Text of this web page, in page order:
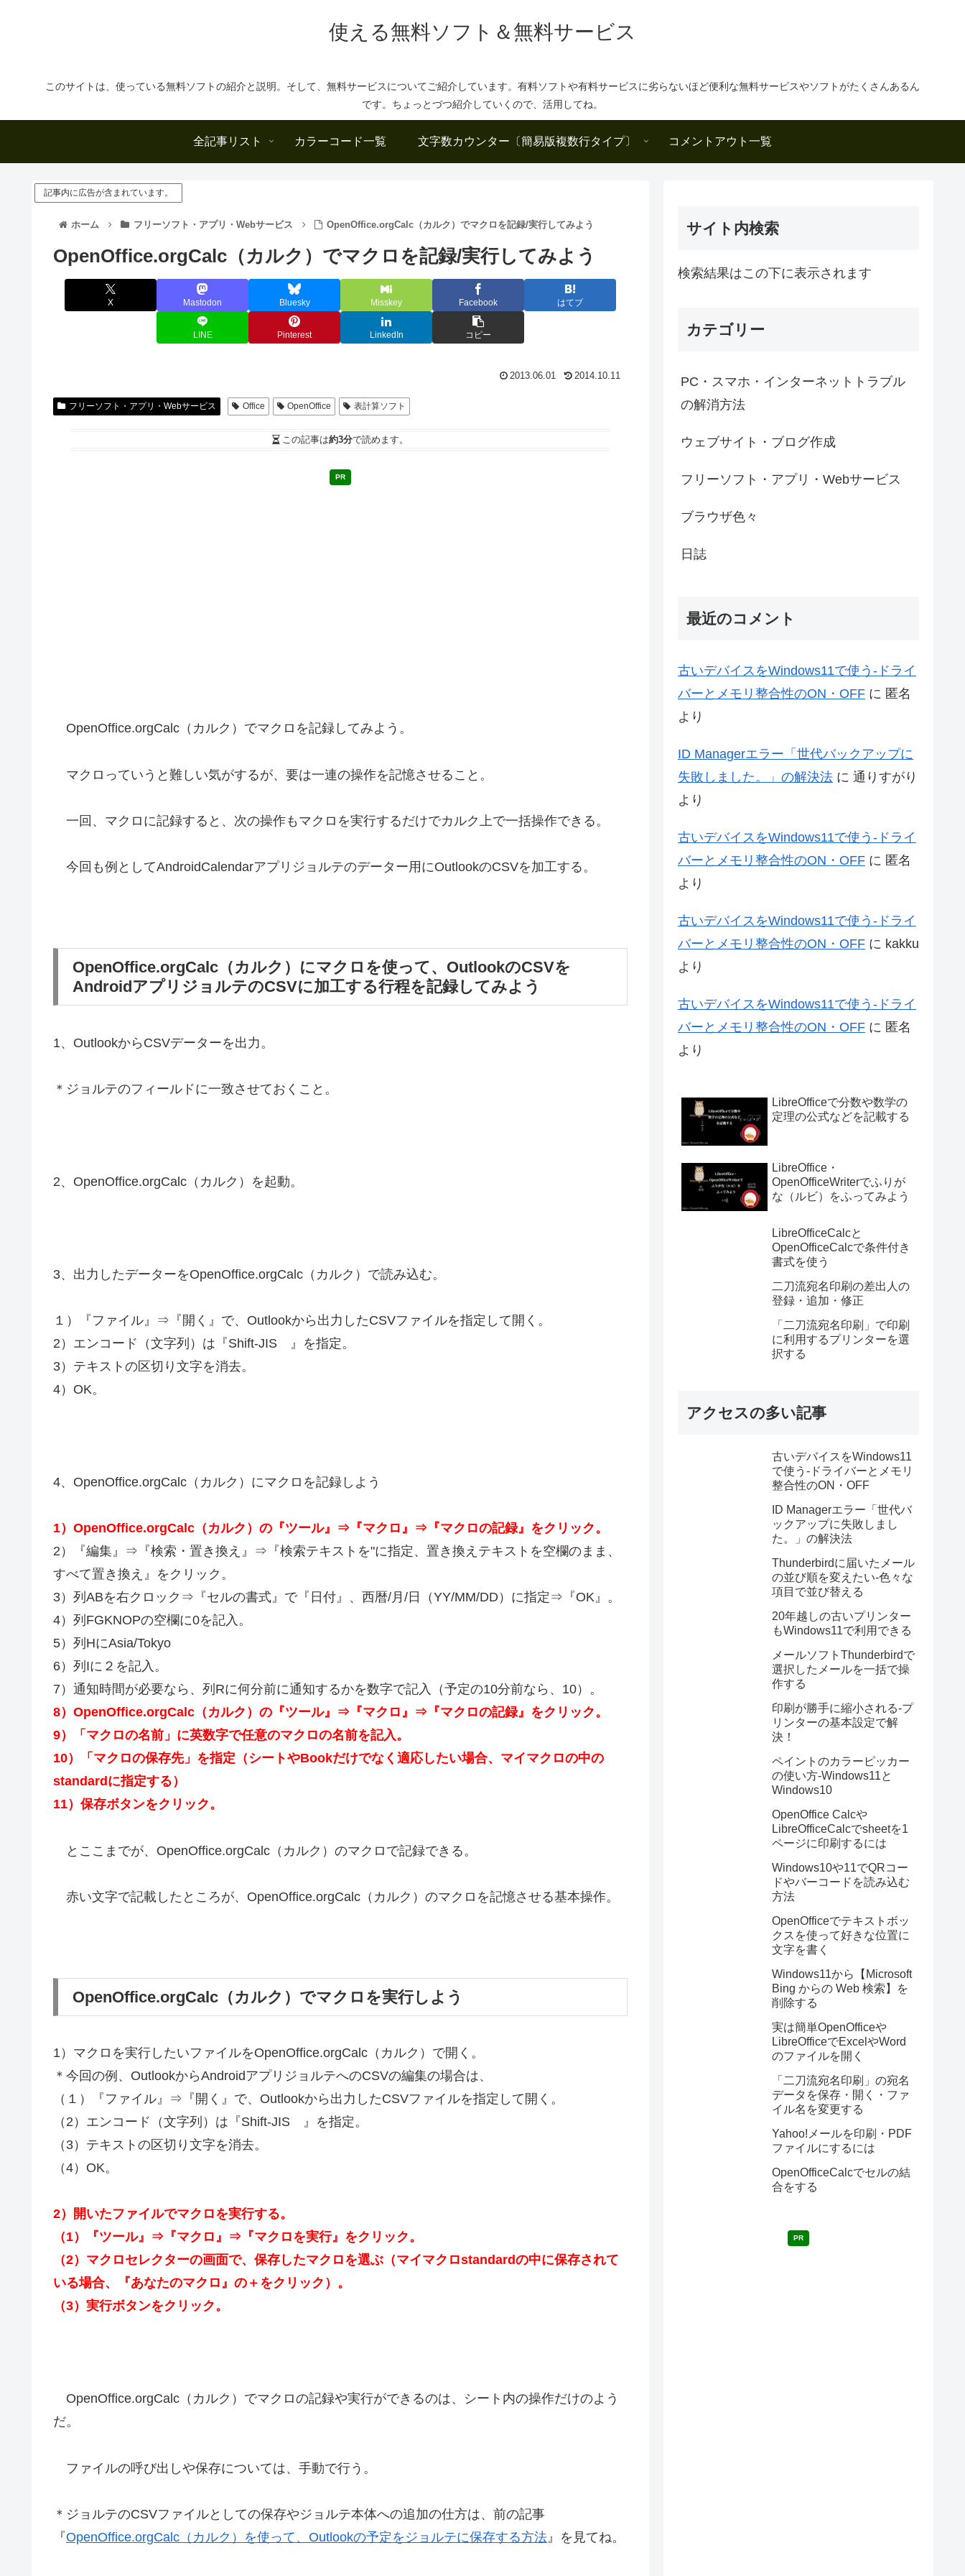
使える無料ソフト＆無料サービス
このサイトは、使っている無料ソフトの紹介と説明。そして、無料サービスについてご紹介しています。有料ソフトや有料サービスに劣らないほど便利な無料サービスやソフトがたくさんあるん
です。ちょっとづつ紹介していくので、活用してね。
全記事リスト カラーコード一覧 文字数カウンター〔簡易版複数行タイプ〕 コメントアウト一覧
記事内に広告が含まれています。
ホーム フリーソフト・アプリ・Webサービス OpenOffice.orgCalc（カルク）でマクロを記録/実行してみよう
OpenOffice.orgCalc（カルク）でマクロを記録/実行してみよう
X Mastodon Bluesky Misskey Facebook はてブ
LINE Pinterest LinkedIn コピー
2013.06.01 2014.10.11
フリーソフト・アプリ・Webサービス Office OpenOffice 表計算ソフト
この記事は約3分で読めます。
PR
OpenOffice.orgCalc（カルク）でマクロを記録してみよう。
マクロっていうと難しい気がするが、要は一連の操作を記憶させること。
一回、マクロに記録すると、次の操作もマクロを実行するだけでカルク上で一括操作できる。
今回も例としてAndroidCalendarアプリジョルテのデーター用にOutlookのCSVを加工する。
OpenOffice.orgCalc（カルク）にマクロを使って、OutlookのCSVを
AndroidアプリジョルテのCSVに加工する行程を記録してみよう
1、OutlookからCSVデーターを出力。
＊ジョルテのフィールドに一致させておくこと。
2、OpenOffice.orgCalc（カルク）を起動。
3、出力したデーターをOpenOffice.orgCalc（カルク）で読み込む。
１）『ファイル』⇒『開く』で、Outlookから出力したCSVファイルを指定して開く。
2）エンコード（文字列）は『Shift-JIS 』を指定。
3）テキストの区切り文字を消去。
4）OK。
4、OpenOffice.orgCalc（カルク）にマクロを記録しよう
1）OpenOffice.orgCalc（カルク）の『ツール』⇒『マクロ』⇒『マクロの記録』をクリック。
2）『編集』⇒『検索・置き換え』⇒『検索テキストを"に指定、置き換えテキストを空欄のまま、
すべて置き換え』をクリック。
3）列ABを右クロック⇒『セルの書式』で『日付』、西暦/月/日（YY/MM/DD）に指定⇒『OK』。
4）列FGKNOPの空欄に0を記入。
5）列HにAsia/Tokyo
6）列Iに２を記入。
7）通知時間が必要なら、列Rに何分前に通知するかを数字で記入（予定の10分前なら、10）。
8）OpenOffice.orgCalc（カルク）の『ツール』⇒『マクロ』⇒『マクロの記録』をクリック。
9）「マクロの名前」に英数字で任意のマクロの名前を記入。
10）「マクロの保存先」を指定（シートやBookだけでなく適応したい場合、マイマクロの中の
standardに指定する）
11）保存ボタンをクリック。
とここまでが、OpenOffice.orgCalc（カルク）のマクロで記録できる。
赤い文字で記載したところが、OpenOffice.orgCalc（カルク）のマクロを記憶させる基本操作。
OpenOffice.orgCalc（カルク）でマクロを実行しよう
1）マクロを実行したいファイルをOpenOffice.orgCalc（カルク）で開く。
＊今回の例、OutlookからAndroidアプリジョルテへのCSVの編集の場合は、
（１）『ファイル』⇒『開く』で、Outlookから出力したCSVファイルを指定して開く。
（2）エンコード（文字列）は『Shift-JIS 』を指定。
（3）テキストの区切り文字を消去。
（4）OK。
2）開いたファイルでマクロを実行する。
（1）『ツール』⇒『マクロ』⇒『マクロを実行』をクリック。
（2）マクロセレクターの画面で、保存したマクロを選ぶ（マイマクロstandardの中に保存されて
いる場合、『あなたのマクロ』の＋をクリック）。
（3）実行ボタンをクリック。
OpenOffice.orgCalc（カルク）でマクロの記録や実行ができるのは、シート内の操作だけのよう
だ。
ファイルの呼び出しや保存については、手動で行う。
＊ジョルテのCSVファイルとしての保存やジョルテ本体への追加の仕方は、前の記事
『OpenOffice.orgCalc（カルク）を使って、Outlookの予定をジョルテに保存する方法』を見てね。
サイト内検索
検索結果はこの下に表示されます
カテゴリー
PC・スマホ・インターネットトラブル
の解消方法
ウェブサイト・ブログ作成
フリーソフト・アプリ・Webサービス
ブラウザ色々
日誌
最近のコメント
古いデバイスをWindows11で使う-ドライ
バーとメモリ整合性のON・OFF に 匿名
より
ID Managerエラー「世代バックアップに
失敗しました。」の解決法 に 通りすがり
より
古いデバイスをWindows11で使う-ドライ
バーとメモリ整合性のON・OFF に 匿名
より
古いデバイスをWindows11で使う-ドライ
バーとメモリ整合性のON・OFF に kakku
より
古いデバイスをWindows11で使う-ドライ
バーとメモリ整合性のON・OFF に 匿名
より
LibreOfficeで分数や数学の
定理の公式などを記載する
LibreOffice・
OpenOfficeWriterでふりが
な（ルビ）をふってみよう
LibreOfficeCalcと
OpenOfficeCalcで条件付き
書式を使う
二刀流宛名印刷の差出人の
登録・追加・修正
「二刀流宛名印刷」で印刷
に利用するプリンターを選
択する
アクセスの多い記事
古いデバイスをWindows11
で使う-ドライバーとメモリ
整合性のON・OFF
ID Managerエラー「世代バ
ックアップに失敗しまし
た。」の解決法
Thunderbirdに届いたメール
の並び順を変えたい-色々な
項目で並び替える
20年越しの古いプリンター
もWindows11で利用できる
メールソフトThunderbirdで
選択したメールを一括で操
作する
印刷が勝手に縮小される-プ
リンターの基本設定で解
決！
ペイントのカラーピッカー
の使い方-Windows11と
Windows10
OpenOffice Calcや
LibreOfficeCalcでsheetを1
ページに印刷するには
Windows10や11でQRコー
ドやバーコードを読み込む
方法
OpenOfficeでテキストボッ
クスを使って好きな位置に
文字を書く
Windows11から【Microsoft
Bing からの Web 検索】を
削除する
実は簡単OpenOfficeや
LibreOfficeでExcelやWord
のファイルを開く
「二刀流宛名印刷」の宛名
データを保存・開く・ファ
イル名を変更する
Yahoo!メールを印刷・PDF
ファイルにするには
OpenOfficeCalcでセルの結
合をする
PR